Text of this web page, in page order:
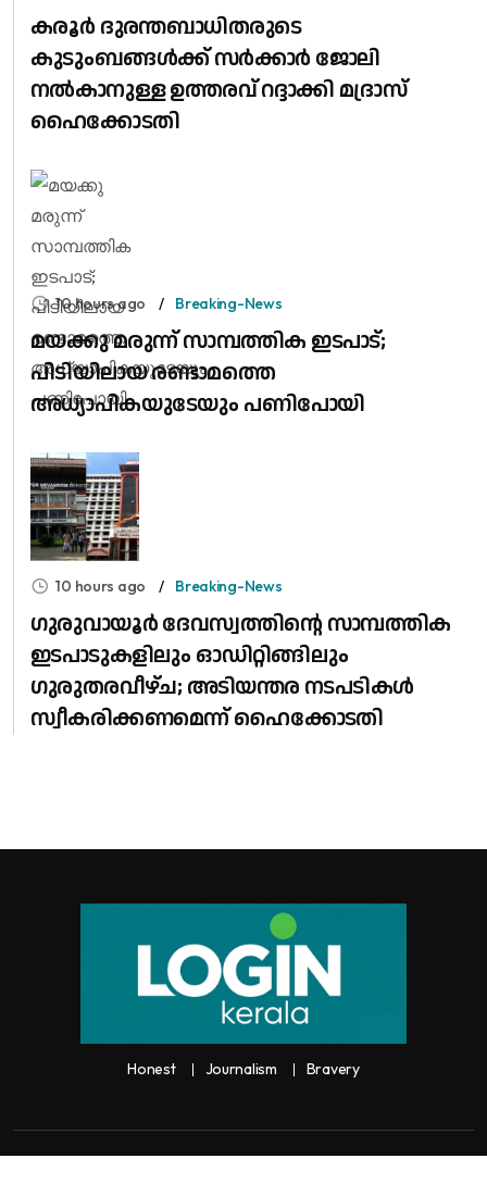
കരൂർ ദുരന്തബാധിതരുടെ
കുടുംബങ്ങൾക്ക് സർക്കാർ ജോലി
നൽകാനുള്ള ഉത്തരവ് റദ്ദാക്കി മദ്രാസ്
ഹൈക്കോടതി
10 hours ago Breaking-News
മയക്കു മരുന്ന് സാമ്പത്തിക ഇടപാട്;
പിടിയിലായ രണ്ടാമത്തെ
അധ്യാപികയുടേയും പണിപോയി
10 hours ago Breaking-News
ഗുരുവായൂർ ദേവസ്വത്തിന്റെ സാമ്പത്തിക
ഇടപാടുകളിലും ഓഡിറ്റിങ്ങിലും ​
ഗുരുതരവീഴ്ച; അടിയന്തര നടപടികൾ
സ്വീകരിക്കണമെന്ന് ഹൈക്കോടതി
Honest Journalism Bravery